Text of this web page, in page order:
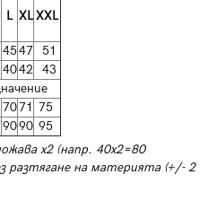
L XL XXL
4547
51
4042
43
7071 75
9090 95
х2 (напр. 40х2=80
разтягане на материята (+/- 2